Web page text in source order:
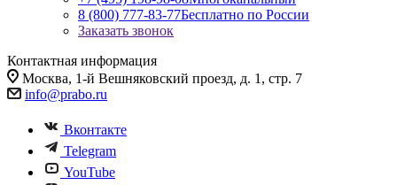
8 (800) 777-83-77Бесплатно по России
Заказать звонок
Контактная информация
Москва, 1-й Вешняковский проезд, д. 1, стр. 7
info@prabo.ru
Вконтакте
Telegram
YouTube